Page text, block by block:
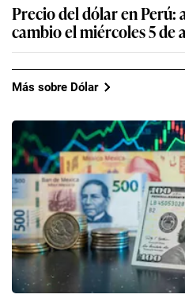
Precio del dólar en Perú:
cambio el miércoles 5 de
Más sobre Dólar